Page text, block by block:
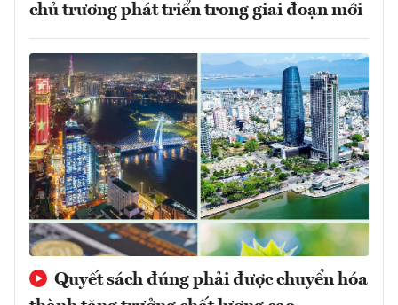
chủ trương phát triển trong giai đoạn mới
Quyết sách đúng phải được chuyển hóa